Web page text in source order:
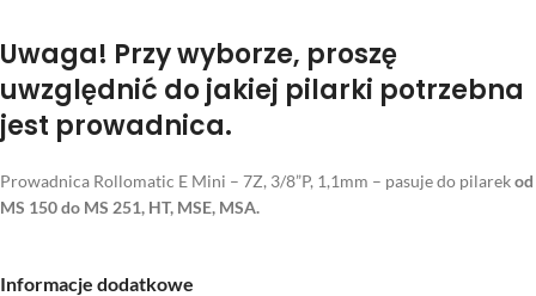
Uwaga! Przy wyborze, proszę
uwzględnić do jakiej pilarki potrzebna
jest prowadnica.
Prowadnica Rollomatic E Mini – 7Z, 3/8”P, 1,1mm – pasuje do pilarekod
MS 150 do MS 251, HT, MSE, MSA.
Informacje dodatkowe